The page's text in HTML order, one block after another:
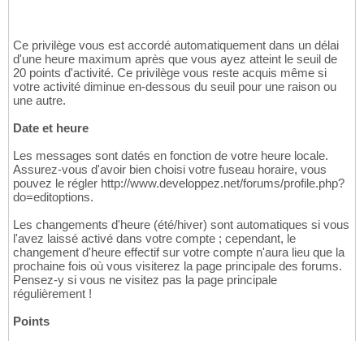
Ce privilège vous est accordé automatiquement dans un délai
d'une heure maximum après que vous ayez atteint le seuil de
20 points d'activité. Ce privilège vous reste acquis même si
votre activité diminue en-dessous du seuil pour une raison ou
une autre.
Date et heure
Les messages sont datés en fonction de votre heure locale.
Assurez-vous d'avoir bien choisi votre fuseau horaire, vous
pouvez le régler http://www.developpez.net/forums/profile.php?
do=editoptions.
Les changements d'heure (été/hiver) sont automatiques si vous
l'avez laissé activé dans votre compte ; cependant, le
changement d'heure effectif sur votre compte n'aura lieu que la
prochaine fois où vous visiterez la page principale des forums.
Pensez-y si vous ne visitez pas la page principale
régulièrement !
Points